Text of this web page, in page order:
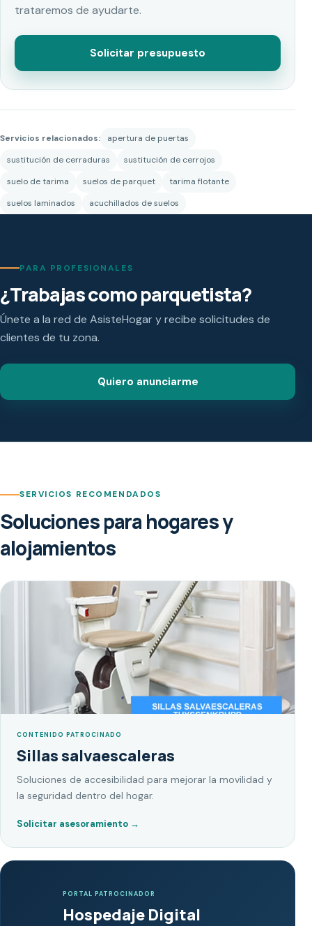
trataremos de ayudarte.
Solicitar presupuesto
Servicios relacionados:
apertura de puertas
sustitución de cerraduras
sustitución de cerrojos
suelo de tarima
suelos de parquet
tarima flotante
suelos laminados
acuchillados de suelos
PARA PROFESIONALES
¿Trabajas como parquetista?
Únete a la red de AsisteHogar y recibe solicitudes de
clientes de tu zona.
Quiero anunciarme
SERVICIOS RECOMENDADOS
Soluciones para hogares y
alojamientos
CONTENIDO PATROCINADO
Sillas salvaescaleras
Soluciones de accesibilidad para mejorar la movilidad y
la seguridad dentro del hogar.
Solicitar asesoramiento →
PORTAL PATROCINADOR
Hospedaje Digital